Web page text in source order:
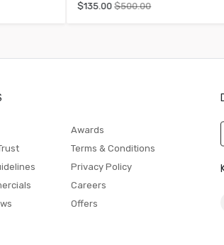
$135.00 $500.00
Awards
Terms & Conditions
Privacy Policy
Careers
Offers